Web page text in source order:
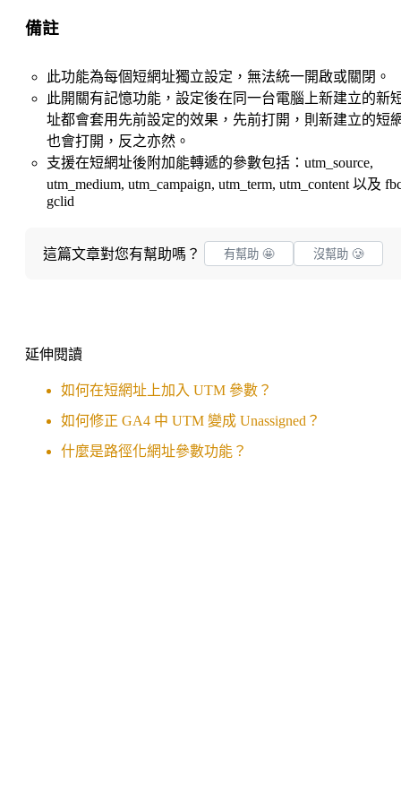
備註
此功能為每個短網址獨立設定，無法統一開啟或關閉。
此開關有記憶功能，設定後在同一台電腦上新建立的新
址都會套用先前設定的效果，先前打開，則新建立的短
也會打開，反之亦然。
支援在短網址後附加能轉遞的參數包括：utm_source,
utm_medium, utm_campaign, utm_term, utm_content 以及
gclid
這篇文章對您有幫助嗎？ 有幫助 🤩 沒幫助 🥲
延伸閱讀
如何在短網址上加入 UTM 參數？
如何修正 GA4 中 UTM 變成 Unassigned？
什麼是路徑化網址參數功能？